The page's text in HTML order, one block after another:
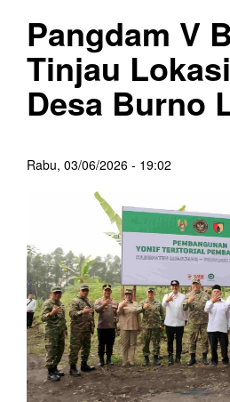
Pangdam V
Tinjau
Desa Burno
Rabu, 03/06/2026 - 19:02